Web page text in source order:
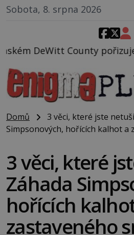
Sobota, 8. srpna 2026
pořizuje video, na kterém
Domů
3 věci, které jste
Simpsonových, hořících kalhot a
3 věci, které
Záhada
hořících
zastaveného